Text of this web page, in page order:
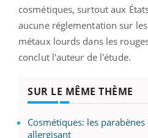
cosmétiques, surtout aux
aucune réglementation sur
métaux lourds dans les
conclut l'auteur de l'étude.
SUR LE MÊME THÈME
Cosmétiques: les
allergisant